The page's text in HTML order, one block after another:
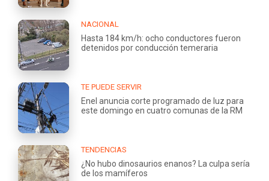
NACIONAL
Hasta 184 km/h: ocho conductores fueron
detenidos por conducción temeraria
TE PUEDE SERVIR
Enel anuncia corte programado de luz para
este domingo en cuatro comunas de la RM
TENDENCIAS
¿No hubo dinosaurios enanos? La culpa sería
de los mamíferos